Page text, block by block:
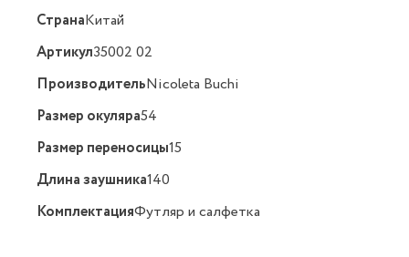
СтранаКитай
Артикул35002 02
ПроизводительNicoleta Buchi
Размер окуляра54
Размер переносицы15
Длина заушника140
КомплектацияФутляр и салфетка